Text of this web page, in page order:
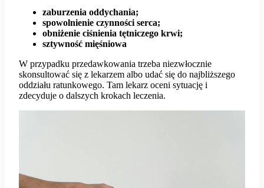
zaburzenia oddychania;
spowolnienie czynności serca;
obniżenie ciśnienia tętniczego krwi;
sztywność mięśniowa
W przypadku przedawkowania trzeba niezwłocznie
skonsultować się z lekarzem albo udać się do najbliższego
oddziału ratunkowego. Tam lekarz oceni sytuację i
zdecyduje o dalszych krokach leczenia.